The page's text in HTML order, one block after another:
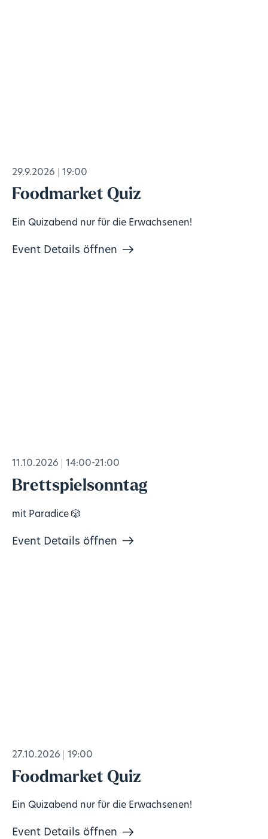
29.9.2026 19:00
Foodmarket Quiz
Ein Quizabend nur für die Erwachsenen!
Event Details öffnen
11.10.2026 14:00-21:00
Brettspielsonntag
mit Paradice 🎲
Event Details öffnen
27.10.2026 19:00
Foodmarket Quiz
Ein Quizabend nur für die Erwachsenen!
Event Details öffnen